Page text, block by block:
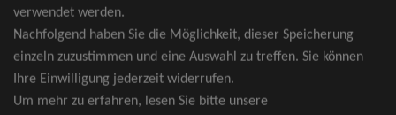
André Rieu Tickets
David Garrett Tickets
Andrea Berg Tickets
Backstreet Boys Tickets
Unheilig Tickets
verwendet werden.
Nachfolgend haben Sie die Möglichkeit, dieser Speicherung
einzeln zuzustimmen und eine Auswahl zu treffen. Sie können
Ihre Einwilligung jederzeit widerrufen.
Um mehr zu erfahren, lesen Sie bitte unsere